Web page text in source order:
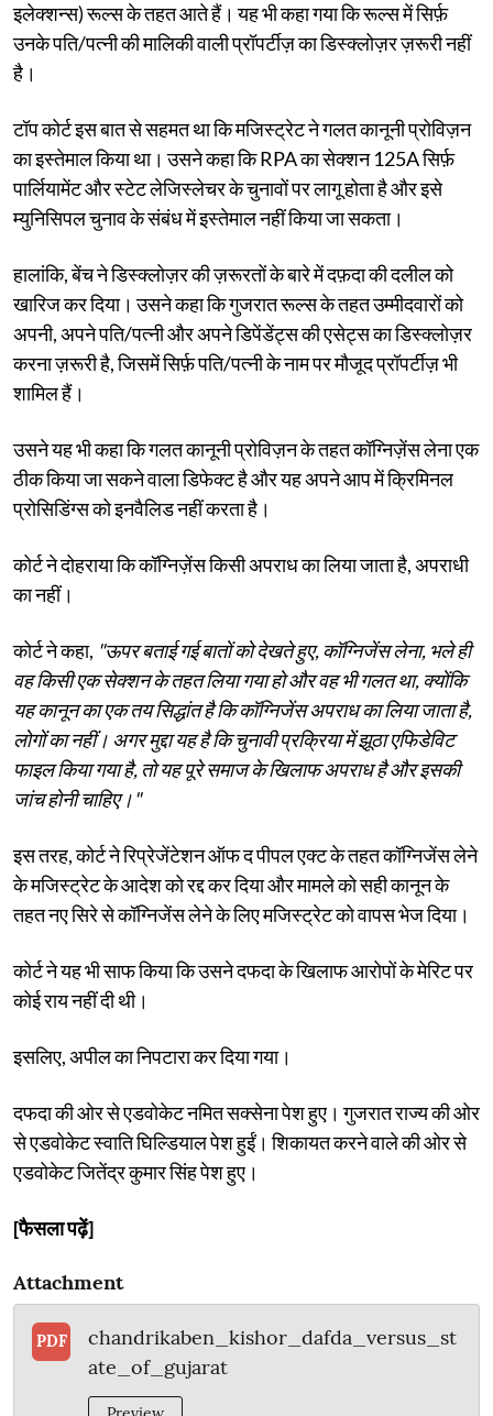
इलेक्शन्स) रूल्स के तहत आते हैं। यह भी कहा गया कि रूल्स में सिर्फ़
उनके पति/पत्नी की मालिकी वाली प्रॉपर्टीज़ का डिस्क्लोज़र ज़रूरी नहीं
है।
टॉप कोर्ट इस बात से सहमत था कि मजिस्ट्रेट ने गलत कानूनी प्रोविज़न
का इस्तेमाल किया था। उसने कहा कि RPA का सेक्शन 125A सिर्फ़
पार्लियामेंट और स्टेट लेजिस्लेचर के चुनावों पर लागू होता है और इसे
म्युनिसिपल चुनाव के संबंध में इस्तेमाल नहीं किया जा सकता।
हालांकि, बेंच ने डिस्क्लोज़र की ज़रूरतों के बारे में दफ़दा की दलील को
खारिज कर दिया। उसने कहा कि गुजरात रूल्स के तहत उम्मीदवारों को
अपनी, अपने पति/पत्नी और अपने डिपेंडेंट्स की एसेट्स का डिस्क्लोज़र
करना ज़रूरी है, जिसमें सिर्फ़ पति/पत्नी के नाम पर मौजूद प्रॉपर्टीज़ भी
शामिल हैं।
उसने यह भी कहा कि गलत कानूनी प्रोविज़न के तहत कॉग्निज़ेंस लेना एक
ठीक किया जा सकने वाला डिफेक्ट है और यह अपने आप में क्रिमिनल
प्रोसिडिंग्स को इनवैलिड नहीं करता है।
कोर्ट ने दोहराया कि कॉग्निज़ेंस किसी अपराध का लिया जाता है, अपराधी
का नहीं।
कोर्ट ने कहा, "ऊपर बताई गई बातों को देखते हुए, कॉग्निजेंस लेना, भले ही
वह किसी एक सेक्शन के तहत लिया गया हो और वह भी गलत था, क्योंकि
यह कानून का एक तय सिद्धांत है कि कॉग्निजेंस अपराध का लिया जाता है,
लोगों का नहीं। अगर मुद्दा यह है कि चुनावी प्रक्रिया में झूठा एफिडेविट
फाइल किया गया है, तो यह पूरे समाज के खिलाफ अपराध है और इसकी
जांच होनी चाहिए।"
इस तरह, कोर्ट ने रिप्रेजेंटेशन ऑफ द पीपल एक्ट के तहत कॉग्निजेंस लेने
के मजिस्ट्रेट के आदेश को रद्द कर दिया और मामले को सही कानून के
तहत नए सिरे से कॉग्निजेंस लेने के लिए मजिस्ट्रेट को वापस भेज दिया।
कोर्ट ने यह भी साफ किया कि उसने दफदा के खिलाफ आरोपों के मेरिट पर
कोई राय नहीं दी थी।
इसलिए, अपील का निपटारा कर दिया गया।
दफदा की ओर से एडवोकेट नमित सक्सेना पेश हुए। गुजरात राज्य की ओर
से एडवोकेट स्वाति घिल्डियाल पेश हुईं। शिकायत करने वाले की ओर से
एडवोकेट जितेंद्र कुमार सिंह पेश हुए।
[फैसला पढ़ें]
Attachment
PDF
chandrikaben_kishor_dafda_versus_st
ate_of_gujarat